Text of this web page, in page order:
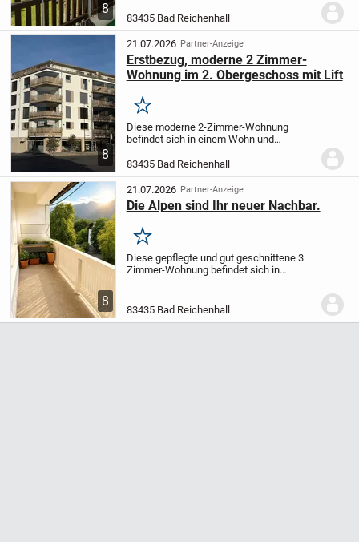
8
und überzeugt durch ihre attraktive Lage,
einen herrlichen Bergblick sowie eine
durchdachte...
83435 Bad Reichenhall
8
21.07.2026 Partner-Anzeige
Erstbezug, moderne 2 Zimmer-
Wohnung im 2. Obergeschoss mit Lift
Merken
Diese moderne 2-Zimmer-Wohnung
befindet sich in einem Wohn und
Bad Reichenhall. Sie überzeugt durch eine
sehr zentrale Lage in Bad Reichenhall,
kurze Wege und eine...
83435 Bad Reichenhall
8
21.07.2026 Partner-Anzeige
Die Alpen sind Ihr neuer Nachbar.
Merken
Diese gepflegte und gut geschnittene 3
Zimmer-Wohnung befindet sich in
angenehme Wohnatmosphäre sowie
83435 Bad Reichenhall